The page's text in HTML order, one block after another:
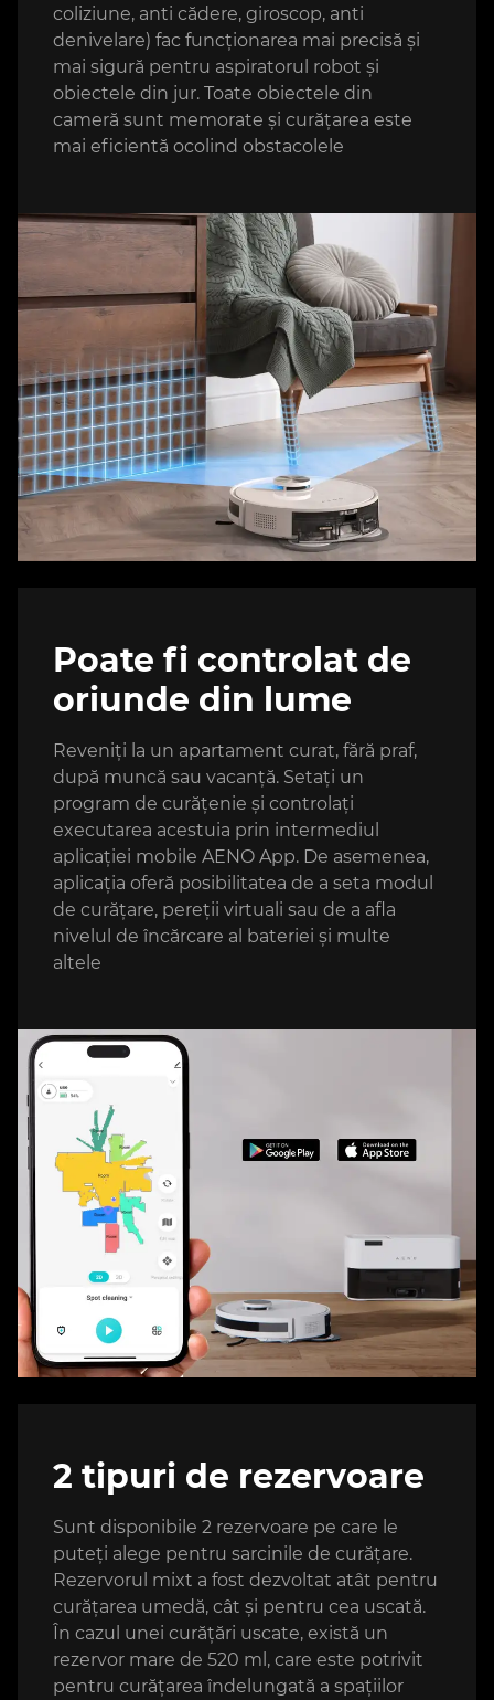
coliziune, anti cădere, giroscop, anti
denivelare) fac funcționarea mai precisă și
mai sigură pentru aspiratorul robot și
obiectele din jur. Toate obiectele din
cameră sunt memorate și curățarea este
mai eficientă ocolind obstacolele
Poate fi controlat de
oriunde din lume
Reveniți la un apartament curat, fără praf,
după muncă sau vacanță. Setați un
program de curățenie și controlați
executarea acestuia prin intermediul
aplicației mobile AENO App. De asemenea,
aplicația oferă posibilitatea de a seta modul
de curățare, pereții virtuali sau de a afla
nivelul de încărcare al bateriei și multe
altele
2 tipuri de rezervoare
Sunt disponibile 2 rezervoare pe care le
puteți alege pentru sarcinile de curățare.
Rezervorul mixt a fost dezvoltat atât pentru
curățarea umedă, cât și pentru cea uscată.
În cazul unei curățări uscate, există un
rezervor mare de 520 ml, care este potrivit
pentru curățarea îndelungată a spațiilor